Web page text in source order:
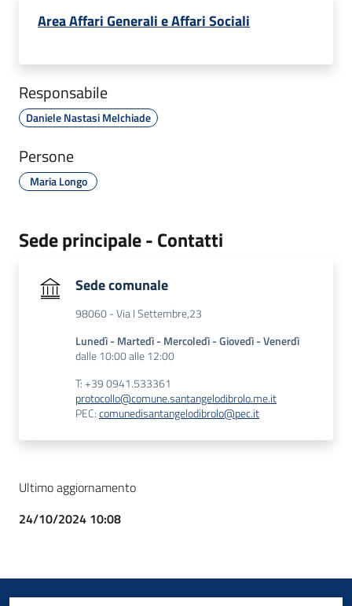
Area Affari Generali e Affari Sociali
Responsabile
Daniele Nastasi Melchiade
Persone
Maria Longo
Sede principale - Contatti
Sede comunale
98060 - Via I Settembre,23
Lunedì - Martedì - Mercoledì - Giovedì - Venerdì
dalle 10:00 alle 12:00
T: +39 0941.533361
protocollo@comune.santangelodibrolo.me.it
PEC:comunedisantangelodibrolo@pec.it
Ultimo aggiornamento
24/10/2024 10:08